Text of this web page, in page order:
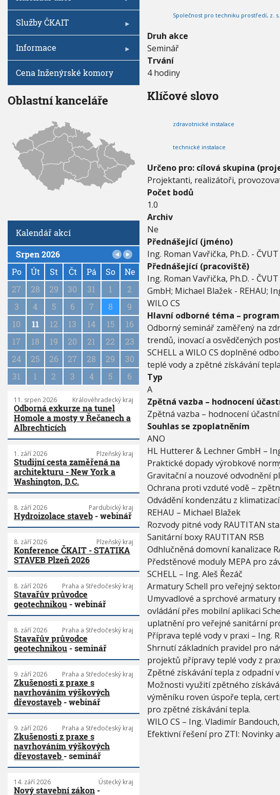
T
E
C
H
N
C
A
L
A
C
E
N
O
V
É
T
R
E
N
D
Y
A
O
S
V
Ě
D
Č
E
N
É
P
O
S
T
U
P
Y
Společnost pro techniku prostředí, z. s.
Druh akce
Seminář
Trvání
4 hodiny
Klíčové slovo
zdravotnické instalace
technické instalace
Určeno pro: cílová skupina
Projektanti, realizátoři,
Počet bodů
1.0
Archiv
Ne
Přednášející (jméno)
Ing. Roman Vavřička, Ph.D. -
Přednášející (pracoviště)
Ing. Roman Vavřička, Ph.D. -
GmbH; Michael Blažek - REHAU;
WILO CS
Hlavní odborné téma –
Odborný seminář zaměřený na
trendů, inovací a osvědčených
SCHELL a WILO CS doplněné
teplé vody a zpětné získávání
Typ
A
Zpětná vazba – hodnocení
Zpětná vazba – hodnocení
Souhlas se zpoplatněním
ANO
HL Hutterer & Lechner GmbH –
Praktické dopady výrobkové
Gravitační a nouzové odvodnění
Ochrana proti vzduté vodě –
Odvádění kondenzátu z
REHAU – Michael Blažek
Rozvody pitné vody RAUTITAN
Sanitární boxy RAUTITAN RSB
Odhlučněná domovní kanalizace
Předstěnové moduly MEPA pro
SCHELL – Ing. Aleš Řezáč
Armatury Schell pro veřejný
Umyvadlové a sprchové
ovládání přes mobilní aplikaci
uplatnění pro veřejné sanitární
Příprava teplé vody v praxi – Ing.
Shrnutí základních pravidel pro
projektů přípravy teplé vody z
Zpětné získávání tepla z odpadní
Možnosti využití zpětného
výměníku roven úspoře tepla,
pro zpětné získávání tepla.
WILO CS – Ing. Vladimír
Efektivní řešení pro ZTI: Novinky
Služby ČKAIT
Informace
Cena Inženýrské komory
Oblastní kanceláře
Kalendář akcí
P
a
g
a
i
o
n
Srpen 2026
Po
Út St Čt Pá So
Ne
27
28 29 30 31 1
2
3
4 5 6 7 8
9
10
11 12 13 14 15
16
17
18 19 20 21 22
23
24
25 26 27 28 29
30
31
1 2 3 4 5 6
11. srpen 2026 Královéhradecký kraj
Odborná exkurze na tunel
Homole a mosty v Řečanech a
Albrechticích
1. září 2026 Plzeňský kraj
Studijní cesta zaměřená na
architekturu - New York a
Washington, D.C.
8. září 2026 Pardubický kraj
Hydroizolace staveb - webinář
8. září 2026 Plzeňský kraj
Konference ČKAIT - STATIKA
STAVEB Plzeň 2026
8. září 2026 Praha a Středočeský kraj
Stavařův průvodce
geotechnikou - webinář
8. září 2026 Praha a Středočeský kraj
Stavařův průvodce
geotechnikou - seminář
9. září 2026 Praha a Středočeský kraj
Zkušenosti z praxe s
navrhováním výškových
dřevostaveb - webinář
9. září 2026 Praha a Středočeský kraj
Zkušenosti z praxe s
navrhováním výškových
dřevostaveb - seminář
14. září 2026 Ústecký kraj
Nový stavební zákon -